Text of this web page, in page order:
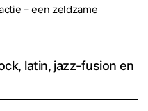
– een zeldzame
latin, jazz-fusion en